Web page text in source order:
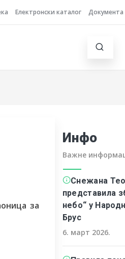
Електронски каталог Документа
за
Инфо
Важне
Снежана
представила
небо“ у
Брус
6. март 2026.